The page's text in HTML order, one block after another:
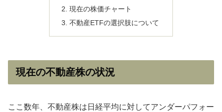
現在の株価チャート
不動産ETFの選択肢について
現在の不動産株の状況
ここ数年、不動産株は日経平均に対してアンダーパフォー